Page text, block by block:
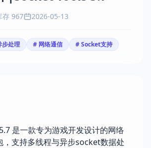
存 967 2026-05-13
步处理 # 网络通信 # Socket支持
是一款专为游戏开发设计的网络
，支持多线程与异步socket数据处